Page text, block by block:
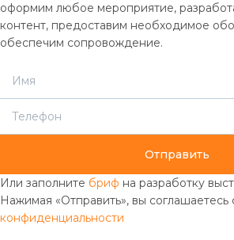
оформим любое мероприятие,
контент, предоставим необходимое
обеспечим сопровождение.
Отправить
Или заполните бриф на разработку
Нажимая «Отправить», вы соглашаетесь
конфиденциальности